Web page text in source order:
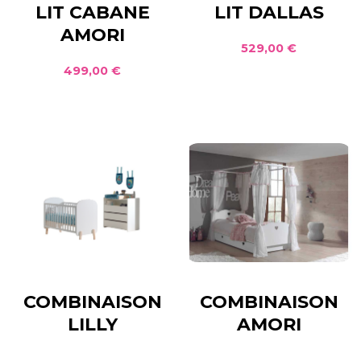
LIT CABANE
AMORI
499,00 €
LIT DALLAS
529,00 €
COMBINAISON
LILLY
COMBINAISON
AMORI